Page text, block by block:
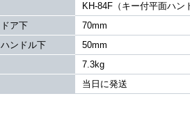
KH-84F（キー付平面ハン
ドア下
70mm
ハンドル下
50mm
7.3kg
当日に発送